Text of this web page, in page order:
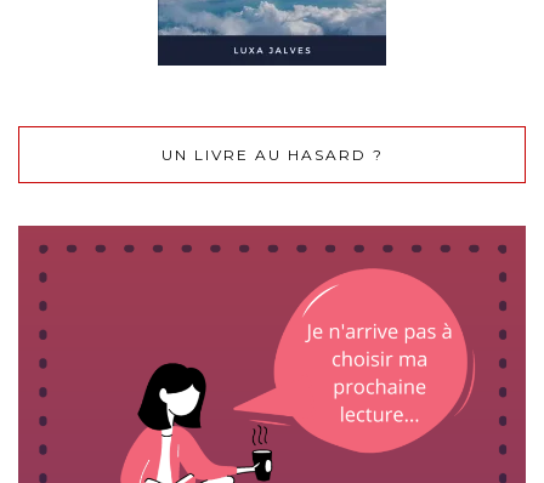
UN LIVRE AU HASARD ?